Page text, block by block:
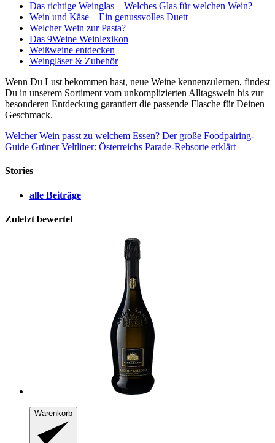
Das richtige Weinglas – Welches Glas für welchen Wein?
Wein und Käse – Ein genussvolles Duett
Welcher Wein zur Pasta?
Das 9Weine Weinlexikon
Weißweine entdecken
Weingläser & Zubehör
Wenn Du Lust bekommen hast, neue Weine kennenzulernen, findest
Du in unserem Sortiment vom unkomplizierten Alltagswein bis zur
besonderen Entdeckung garantiert die passende Flasche für Deinen
Geschmack.
Welcher Wein passt zu welchem Essen? Der große Foodpairing-
Guide Grüner Veltliner: Österreichs Parade-Rebsorte erklärt
Stories
alle Beiträge
Zuletzt bewertet
Warenkorb